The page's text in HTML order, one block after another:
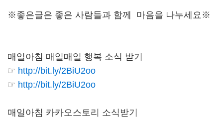
※좋은글은 좋은 사람들과 함께 마음을 나누세요※
매일아침 매일매일 행복 소식 받기
☞ http://bit.ly/2BiU2oo
☞ http://bit.ly/2BiU2oo
매일아침 카카오스토리 소식받기